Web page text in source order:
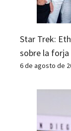
Star Trek:
sobre la
6 de agosto de